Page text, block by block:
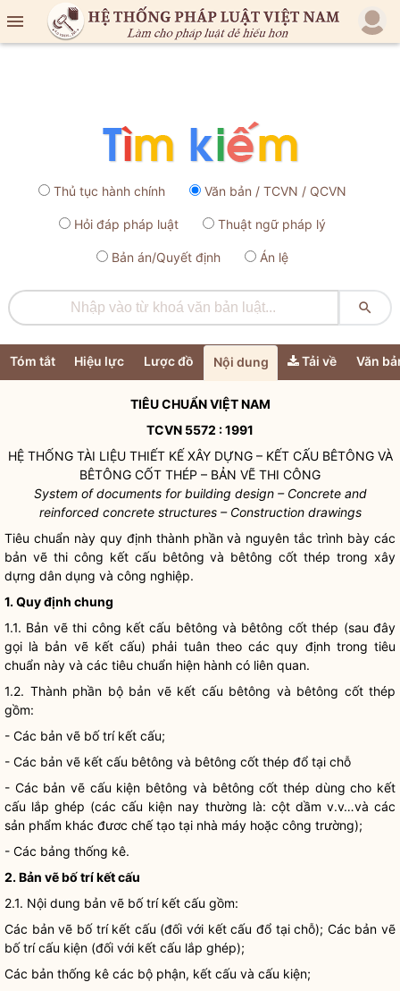

Thủ tục hành chính Văn bản / TCVN / QCVN
Hỏi đáp pháp luật Thuật ngữ pháp lý
Bản án/Quyết định Án lệ

Tóm tắt Hiệu lực Lược đồ Nội dung Tải về Văn
TIÊU CHUẨN VIỆT NAM
TCVN 5572 : 1991
HỆ THỐNG TÀI LIỆU THIẾT KẾ XÂY DỰNG – KẾT CẤU BÊTÔNG VÀ
BÊTÔNG CỐT THÉP – BẢN VẼ THI CÔNG
System of documents for building design – Concrete and
reinforced concrete structures – Construction drawings
Tiêu chuẩn này quy định thành phần và nguyên tắc trình bày các
bản vẽ thi công kết cấu bêtông và bêtông cốt thép trong xây
dựng dân dụng và công nghiệp.
1. Quy định chung
1.1. Bản vẽ thi công kết cấu bêtông và bêtông cốt thép (sau đây
gọi là bản vẽ kết cấu) phải tuân theo các quy định trong tiêu
chuẩn này và các tiêu chuẩn hiện hành có liên quan.
1.2. Thành phần bộ bản vẽ kết cấu bêtông và bêtông cốt thép
gồm:
- Các bản vẽ bố trí kết cấu;
- Các bản vẽ kết cấu bêtông và bêtông cốt thép đổ tại chỗ
- Các bản vẽ cấu kiện bêtông và bêtông cốt thép dùng cho kết
cấu lắp ghép (các cấu kiện nay thường là: cột dầm v.v…và các
sản phẩm khác đươc chế tạo tại nhà máy hoặc công trường);
- Các bảng thống kê.
2. Bản vẽ bố trí kết cấu
2.1. Nội dung bản vẽ bố trí kết cấu gồm:
Các bản vẽ bố trí kết cấu (đối với kết cấu đổ tại chỗ); Các bản vẽ
bố trí cấu kiện (đối với kết cấu lắp ghép);
Các bản thống kê các bộ phận, kết cấu và cấu kiện;